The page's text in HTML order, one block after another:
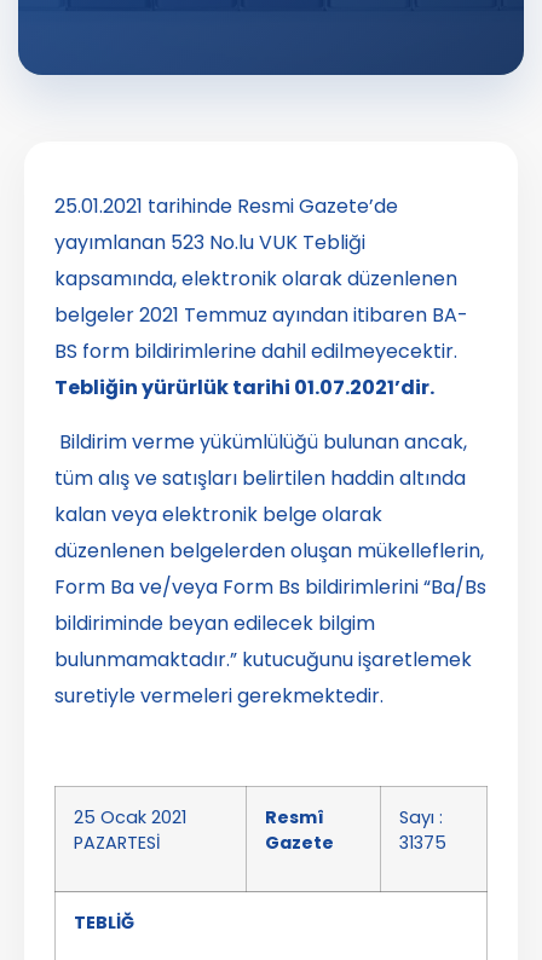
25.01.2021 tarihinde Resmi Gazete’de
yayımlanan 523 No.lu VUK Tebliği
kapsamında, elektronik olarak düzenlenen
belgeler 2021 Temmuz ayından itibaren BA-
BS form bildirimlerine dahil edilmeyecektir.
Tebliğin yürürlük tarihi 01.07.2021’dir.
Bildirim verme yükümlülüğü bulunan ancak,
tüm alış ve satışları belirtilen haddin altında
kalan veya elektronik belge olarak
düzenlenen belgelerden oluşan mükelleflerin,
Form Ba ve/veya Form Bs bildirimlerini “Ba/Bs
bildiriminde beyan edilecek bilgim
bulunmamaktadır.” kutucuğunu işaretlemek
suretiyle vermeleri gerekmektedir.
25 Ocak 2021
PAZARTESİ
Resmî
Gazete
Sayı :
31375
TEBLİĞ